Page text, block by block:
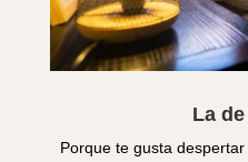
La
Porque te gusta